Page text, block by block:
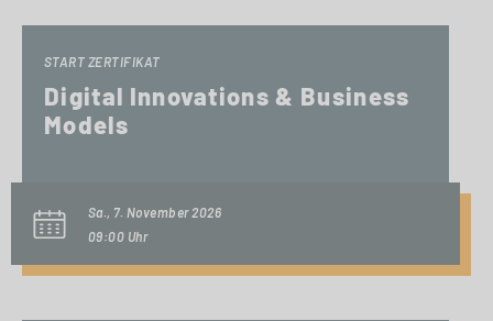
START ZERTIFIKAT
Digital Innovations & Business
Models
Sa., 7. November 2026
09:00 Uhr